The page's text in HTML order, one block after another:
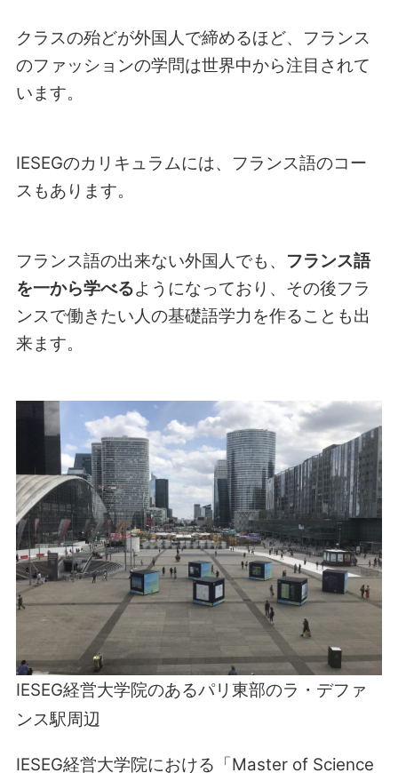
クラスの殆どが外国人で締めるほど、フランス
のファッションの学問は世界中から注目されて
います。
IESEGのカリキュラムには、フランス語のコー
スもあります。
フランス語の出来ない外国人でも、 フランス語
を一から学べるようになっており、その後フラ
ンスで働きたい人の基礎語学力を作ることも出
来ます。
IESEG経営大学院のあるパリ東部のラ・デファ
ンス駅周辺
IESEG経営大学院における「Master of Science